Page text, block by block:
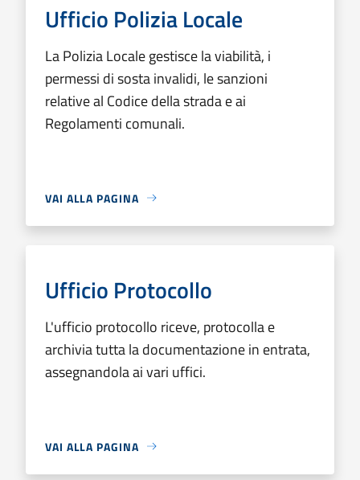
Ufficio Polizia Locale
La Polizia Locale gestisce la viabilità, i
permessi di sosta invalidi, le sanzioni
relative al Codice della strada e ai
Regolamenti comunali.
VAI ALLA PAGINA
Ufficio Protocollo
L'ufficio protocollo riceve, protocolla e
archivia tutta la documentazione in entrata,
assegnandola ai vari uffici.
VAI ALLA PAGINA